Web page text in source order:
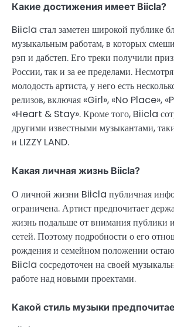
Какие достижения имеет Biicla?
Biicla стал заметен широкой публике
музыкальным работам, в которых
рэп и дабстеп. Его треки получили
России, так и за ее пределами.
молодость артиста, у него есть
релизов, включая «Girl», «No Place»,
«Heart & Stay». Кроме того, Biicla
другими известными музыкантами,
и LIZZY LAND.
Какая личная жизнь Biicla?
О личной жизни Biicla публичная
ограничена. Артист предпочитает
жизнь подальше от внимания публики
сетей. Поэтому подробности о его
рождения и семейном положении
Biicla сосредоточен на своей
работе над новыми проектами.
Какой стиль музыки